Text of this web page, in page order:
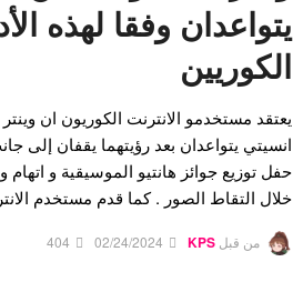
يتواعدان وفقا لهذه
الكوريين
يعتقد مستخدمو الانترنت الكوريون ان
انسيتي يتواعدان بعد رؤيتهما يقفان إلى
حفل توزيع جوائز هانتيو الموسيقية و اتهام
خلال التقاط الصور . كما قدم مستخدم
من قبل KPS
02/24/2024
404